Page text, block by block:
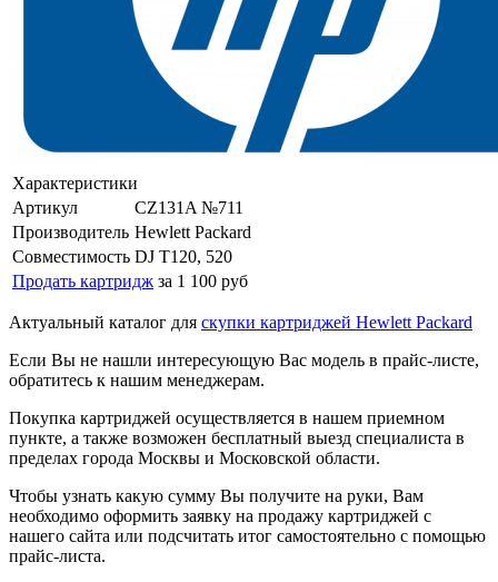
Характеристики
Артикул
CZ131A №711
Производитель Hewlett Packard
Совместимость DJ T120, 520
Продать картридж за 1 100 руб
Актуальный каталог для скупки картриджей Hewlett Packard
Если Вы не нашли интересующую Вас модель в прайс-листе,
обратитесь к нашим менеджерам.
Покупка картриджей осуществляется в нашем приемном
пункте, а также возможен бесплатный выезд специалиста в
пределах города Москвы и Московской области.
Чтобы узнать какую сумму Вы получите на руки, Вам
необходимо оформить заявку на продажу картриджей с
нашего сайта или подсчитать итог самостоятельно с помощью
прайс-листа.